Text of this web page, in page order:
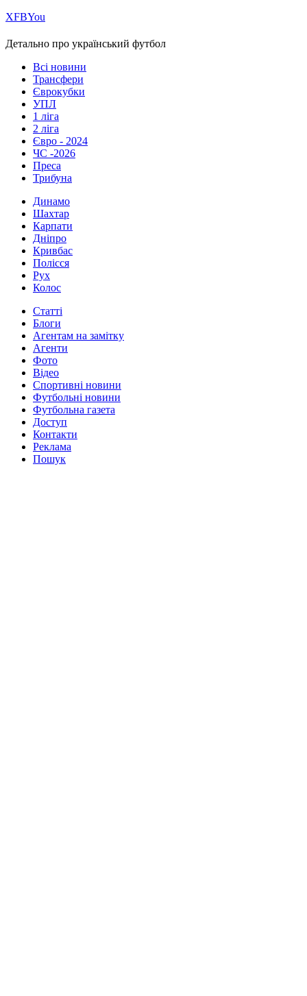
ХFBYou
Детально про український футбол
Всі новини
Трансфери
Єврокубки
УПЛ
1 ліга
2 ліга
Євро - 2024
ЧС -2026
Преса
Трибуна
Динамо
Шахтар
Карпати
Дніпро
Кривбас
Полісся
Рух
Колос
Статті
Блоги
Агентам на замітку
Агенти
Фото
Відео
Спортивні новини
Футбольні новини
Футбольна газета
Доступ
Контакти
Реклама
Пошук